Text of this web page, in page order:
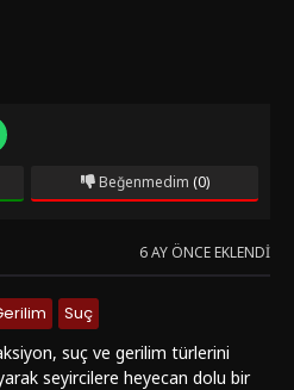
Beğenmedim (0)
6 AY ÖNCE EKLENDI
Suç
suç ve gerilim türlerini
seyircilere heyecan dolu bir